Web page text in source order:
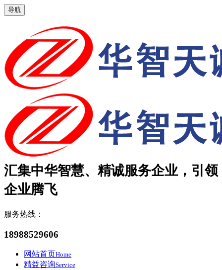
导航
汇集中华智慧、精诚服务企业，引领
企业腾飞
服务热线：
18988529606
网站首页Home
精益咨询Service